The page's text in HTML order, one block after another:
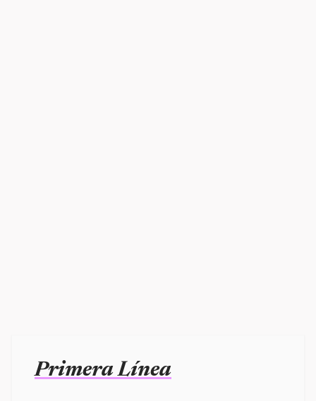
Primera Línea